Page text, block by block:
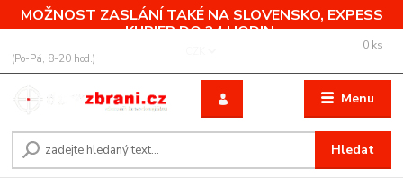
MOŽNOST ZASLÁNÍ TAKÉ NA SLOVENSKO, EXPESS
KURIER DO 24 HODIN.
Menu
Hledat
(Po-Pá, 8-20 hod.)
0 ks